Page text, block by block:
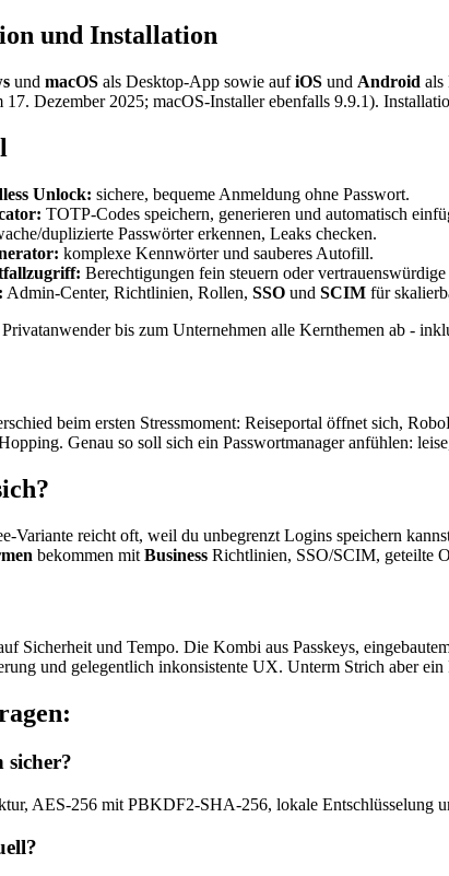
und Installation
und macOS als Desktop-App sowie aufiOS und Android als
17. Dezember 2025; macOS-Installer ebenfalls 9.9.1).
Unlock: sichere, bequeme Anmeldung ohne Passwort.
TOTP-Codes speichern, generieren und automatisch
duplizierte Passwörter erkennen, Leaks checken.
komplexe Kennwörter und sauberes Autofill.
Berechtigungen fein steuern oder
Admin-Center, Richtlinien, Rollen, SSO und SCIM für
bis zum Unternehmen alle Kernthemen ab -
beim ersten Stressmoment: Reiseportal öffnet sich,
Genau so soll sich ein Passwortmanager anfühlen:
Variante reicht oft, weil du unbegrenzt Logins speichern
bekommen mit Business Richtlinien, SSO/SCIM, geteilte
Sicherheit und Tempo. Die Kombi aus Passkeys,
und gelegentlich inkonsistente UX. Unterm Strich aber
AES-256 mit PBKDF2-SHA-256, lokale Entschlüsselung